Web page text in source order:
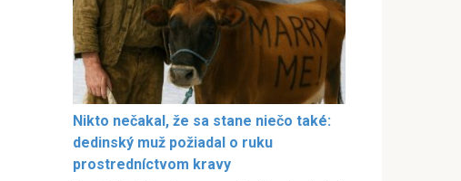
Nikto nečakal, že sa stane niečo také:
dedinský muž požiadal o ruku
prostredníctvom kravy